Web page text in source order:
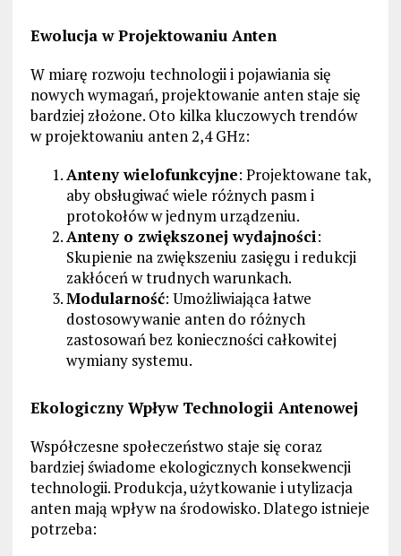
Ewolucja w Projektowaniu Anten
W miarę rozwoju technologii i pojawiania się
nowych wymagań, projektowanie anten staje się
bardziej złożone. Oto kilka kluczowych trendów
w projektowaniu anten 2,4 GHz:
Anteny wielofunkcyjne: Projektowane tak,
aby obsługiwać wiele różnych pasm i
protokołów w jednym urządzeniu.
Anteny o zwiększonej wydajności:
Skupienie na zwiększeniu zasięgu i redukcji
zakłóceń w trudnych warunkach.
Modularność: Umożliwiająca łatwe
dostosowywanie anten do różnych
zastosowań bez konieczności całkowitej
wymiany systemu.
Ekologiczny Wpływ Technologii Antenowej
Współczesne społeczeństwo staje się coraz
bardziej świadome ekologicznych konsekwencji
technologii. Produkcja, użytkowanie i utylizacja
anten mają wpływ na środowisko. Dlatego istnieje
potrzeba: